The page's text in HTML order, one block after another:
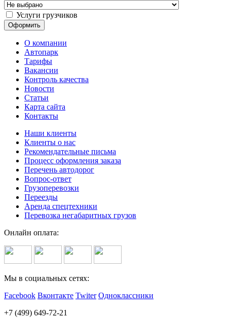
Услуги грузчиков
О компании
Автопарк
Тарифы
Вакансии
Контроль качества
Новости
Статьи
Карта сайта
Контакты
Наши клиенты
Клиенты о нас
Рекомендательные письма
Процесс оформления заказа
Перечень автодорог
Вопрос-ответ
Грузоперевозки
Переезды
Аренда спецтехники
Перевозка негабаритных грузов
Онлайн оплата:
Мы в социальных сетях:
Facebook Вконтакте Twiter Одноклассники
+7 (499) 649-72-21